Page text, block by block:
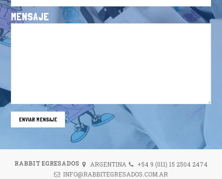
MENSAJE
ENVIAR MENSAJE
RABBIT EGRESADOS ARGENTINA
+54 9 (011) 15 2504 2474
INFO@RABBITEGRESADOS.COM.AR